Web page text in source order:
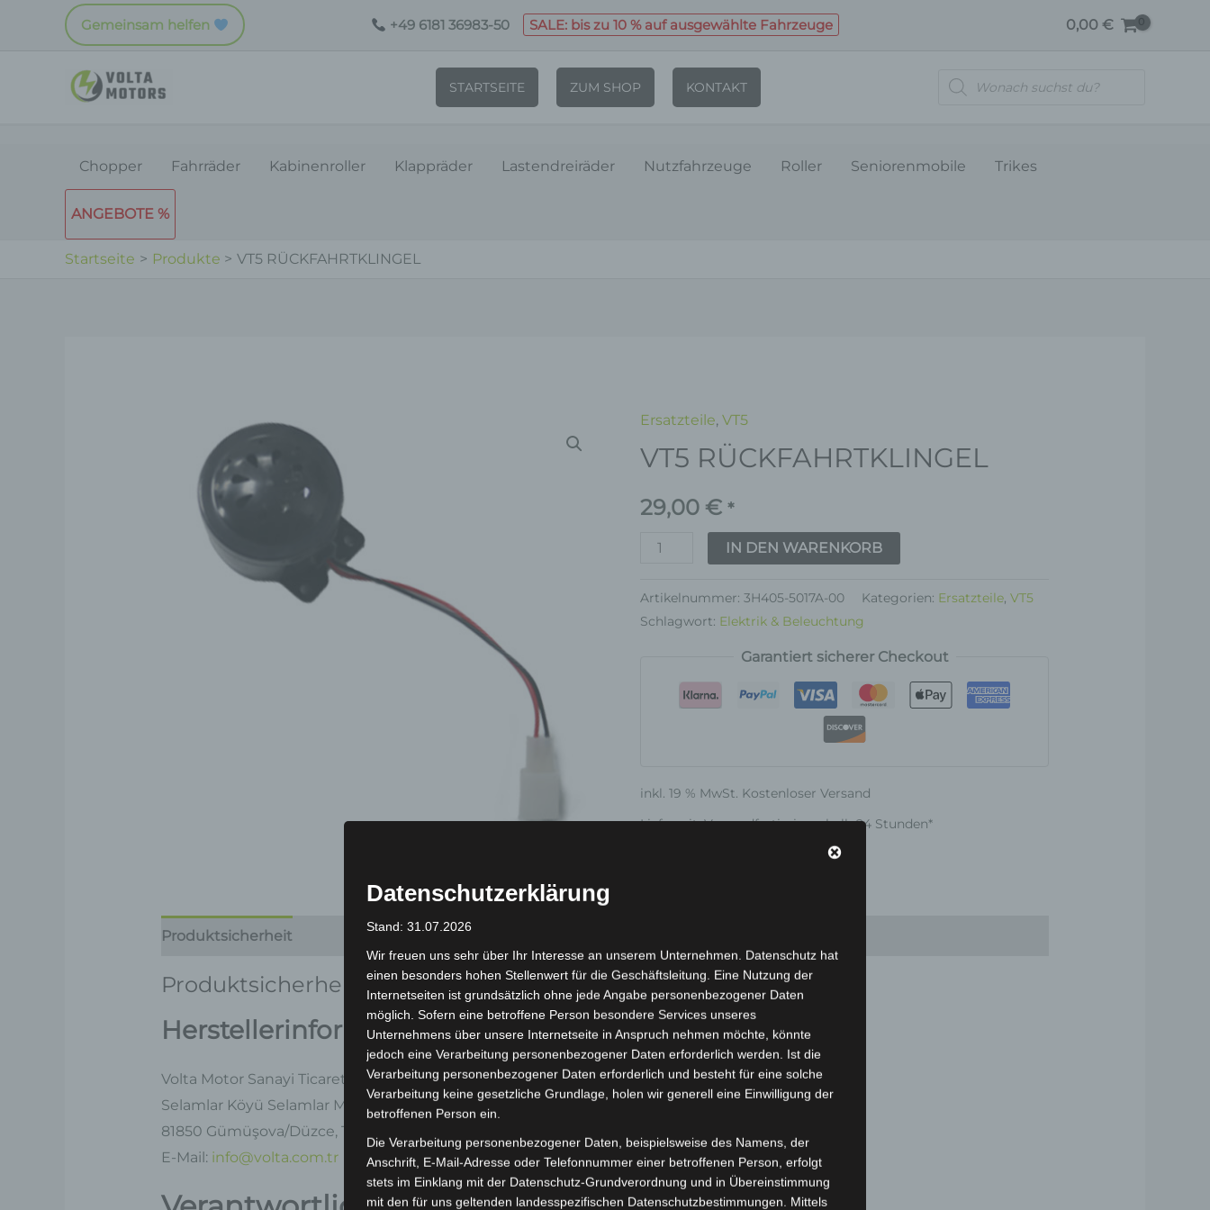
Gemeinsam helfen +49 6181 36983-50 SALE: bis zu 10 % auf ausgewählte Fahrzeuge 0,00 €
STARTSEITE ZUM SHOP KONTAKT
Products
search
Chopper Fahrräder Kabinenroller Klappräder Lastendreiräder Nutzfahrzeuge Roller Seniorenmobile Trikes
ANGEBOTE %
Startseite Produkte VT5 RÜCKFAHRTKLINGEL
Ersatzteile,VT5
VT5 RÜCKFAHRTKLINGEL
29,00 € *
VT5
RÜCKFAHRTKLINGEL
IN DEN WARENKORB
Artikelnummer:3H405-5017A-00 Kategorien: Ersatzteile,VT5
Schlagwort: Elektrik & Beleuchtung
Garantiert sicherer Checkout
inkl. 19 % MwSt. Kostenloser Versand
Lieferzeit:Versandfertig innerhalb 24 Stunden*
Produktsicherheit Rezensionen (0)
Produktsicherheit
Herstellerinformationen
Volta Motor Sanayi Ticaret A.Ş
Selamlar Köyü Selamlar Mevkii, OSB 1. Sokak Blok No: 10
81850 Gümüşova/Düzce, Türkei
E-Mail: info@volta.com.tr
Datenschutzerklärung
Stand: 31.07.2026
Wir freuen uns sehr über Ihr Interesse an unserem Unternehmen. Datenschutz hat
einen besonders hohen Stellenwert für die Geschäftsleitung. Eine Nutzung der
Internetseiten ist grundsätzlich ohne jede Angabe personenbezogener Daten
möglich. Sofern eine betroffene Person besondere Services unseres
Unternehmens über unsere Internetseite in Anspruch nehmen möchte, könnte
jedoch eine Verarbeitung personenbezogener Daten erforderlich werden. Ist die
Verarbeitung personenbezogener Daten erforderlich und besteht für eine solche
Verarbeitung keine gesetzliche Grundlage, holen wir generell eine Einwilligung der
betroffenen Person ein.
Die Verarbeitung personenbezogener Daten, beispielsweise des Namens, der
Anschrift, E-Mail-Adresse oder Telefonnummer einer betroffenen Person, erfolgt
stets im Einklang mit der Datenschutz-Grundverordnung und in Übereinstimmung
mit den für uns geltenden landesspezifischen Datenschutzbestimmungen. Mittels